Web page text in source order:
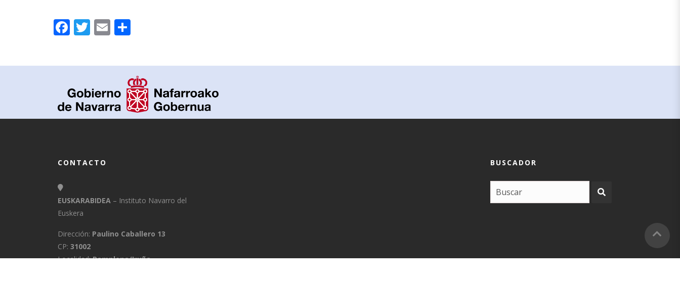
Facebook
Twitter
Email
CONTACTO
EUSKARABIDEA – Instituto Navarro del
Euskera
Dirección: Paulino Caballero 13
CP: 31002
Localidad:Pamplona/Iruña
BUSCADOR